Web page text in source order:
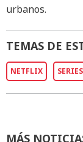
urbanos.
TEMAS DE
NETFLIX SERIES
MÁS